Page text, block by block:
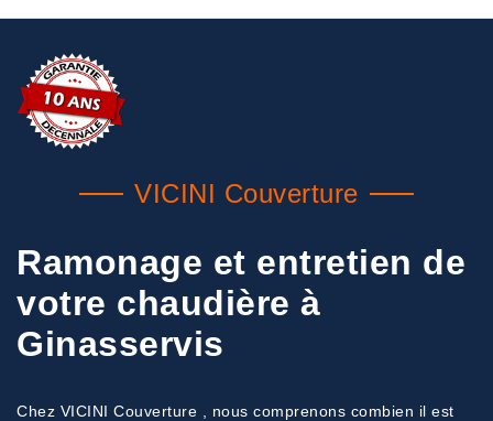
VICINI Couverture
Ramonage et entretien de
votre chaudière à
Ginasservis
Chez VICINI Couverture , nous comprenons combien il est